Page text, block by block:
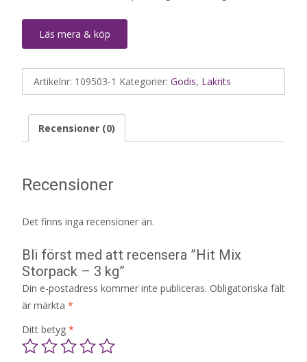
Läs mera & köp
Artikelnr: 109503-1 Kategorier: Godis, Lakrits
Recensioner (0)
Recensioner
Det finns inga recensioner än.
Bli först med att recensera ”Hit Mix
Storpack – 3 kg”
Din e-postadress kommer inte publiceras. Obligatoriska fält
är märkta *
Ditt betyg *